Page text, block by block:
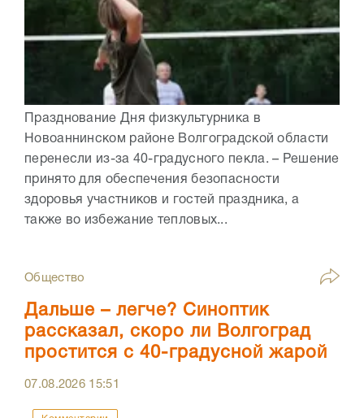
Празднование Дня физкультурника в
Новоаннинском районе Волгоградской области
перенесли из-за 40-градусного пекла. – Решение
принято для обеспечения безопасности
здоровья участников и гостей праздника, а
также во избежание тепловых...
Общество
Дальше – легче? Синоптик
рассказал, скоро ли Волгоград
простится с 40-градусной жарой
07.08.2026 15:51